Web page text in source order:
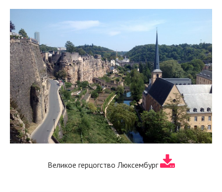
Великое герцогство Люксембург